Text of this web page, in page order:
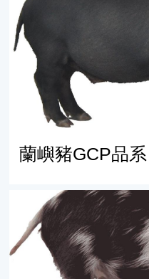
蘭嶼豬GCP品系
畜試花斑豬